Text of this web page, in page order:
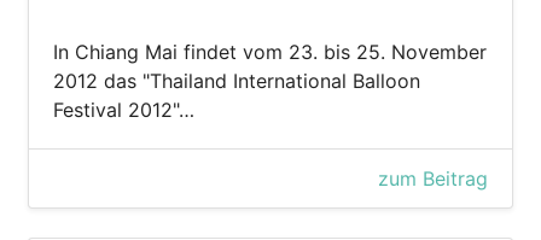
In Chiang Mai findet vom 23. bis 25. November
2012 das "Thailand International Balloon
Festival 2012"…
zum Beitrag